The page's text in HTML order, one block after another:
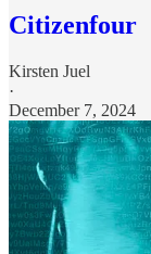
Citizenfour
Kirsten Juel
·
December 7, 2024